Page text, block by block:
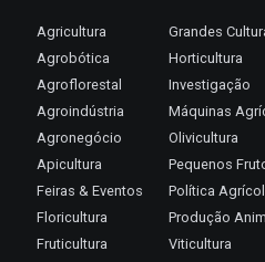
Agricultura
Agrobótica
Agroflorestal
Agroindústria
Agronegócio
Apicultura
Feiras & Eventos
Floricultura
Fruticultura
Grandes
Horticultura
Investigação
Máquinas
Olivicultura
Pequenos
Política
Produção
Viticultura